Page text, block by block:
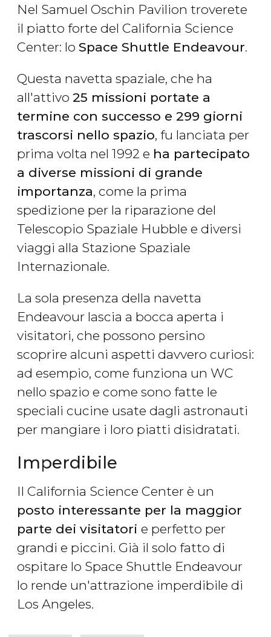
Nel Samuel Oschin Pavilion troverete
il piatto forte del California Science
Center: lo Space Shuttle Endeavour.
Questa navetta spaziale, che ha
all'attivo 25 missioni portate a
termine con successo e 299 giorni
trascorsi nello spazio, fu lanciata per
prima volta nel 1992 e ha partecipato
a diverse missioni di grande
importanza, come la prima
spedizione per la riparazione del
Telescopio Spaziale Hubble e diversi
viaggi alla Stazione Spaziale
Internazionale.
La sola presenza della navetta
Endeavour lascia a bocca aperta i
visitatori, che possono persino
scoprire alcuni aspetti davvero curiosi:
ad esempio, come funziona un WC
nello spazio e come sono fatte le
speciali cucine usate dagli astronauti
per mangiare i loro piatti disidratati.
Imperdibile
Il California Science Center è un
posto interessante per la maggior
parte dei visitatori e perfetto per
grandi e piccini. Già il solo fatto di
ospitare lo Space Shuttle Endeavour
lo rende un'attrazione imperdibile di
Los Angeles.